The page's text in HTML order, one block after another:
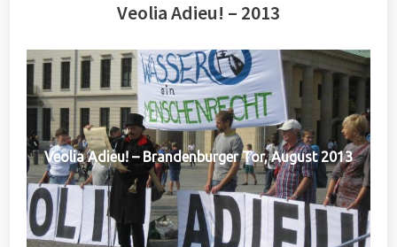
Veolia Adieu! – 2013
Veolia Adieu! – Brandenburger Tor, August 2013